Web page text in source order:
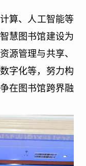
算、人工智能等
慧图书馆建设为
源管理与共享、
字化等，努力构
在图书馆跨界融